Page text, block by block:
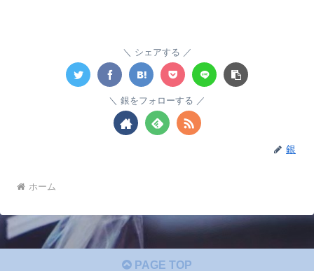
シェアする
銀をフォローする
銀
ホーム
PAGE TOP